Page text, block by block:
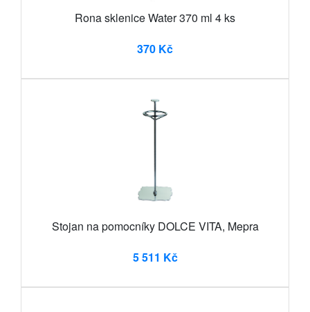
Rona sklenice Water 370 ml 4 ks
370 Kč
Stojan na pomocníky DOLCE VITA, Mepra
5 511 Kč